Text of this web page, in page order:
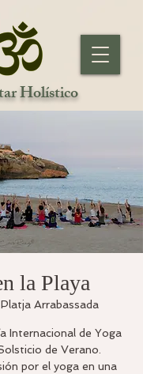
Holístico
la Playa
Platja Arrabassada
Internacional de Yoga
de Verano.
por el yoga en una